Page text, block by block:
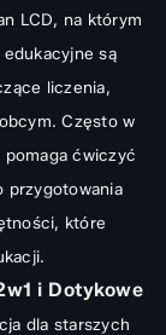
LCD, na którym
są
liczenia,
Często w
ćwiczyć
przygotowania
które
i Dotykowe
dla starszych